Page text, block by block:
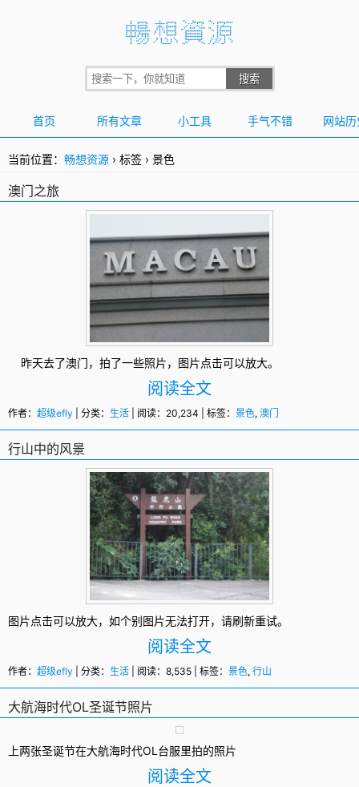
首页 所有文章 小工具 手气不错 网站历
当前位置： 畅想资源 › 标签 › 景色
澳门之旅
昨天去了澳门，拍了一些照片，图片点击可以放大。
阅读全文
作者： 超级efly | 分类： 生活 | 阅读：20,234 | 标签： 景色, 澳门
行山中的风景
图片点击可以放大，如个别图片无法打开，请刷新重试。
阅读全文
作者： 超级efly | 分类： 生活 | 阅读：8,535 | 标签： 景色, 行山
大航海时代OL圣诞节照片
上两张圣诞节在大航海时代OL台服里拍的照片
阅读全文